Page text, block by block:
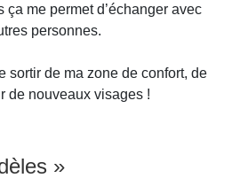
ça me permet d’échanger avec
personnes.
sortir de ma zone de confort, de
de nouveaux visages !
»